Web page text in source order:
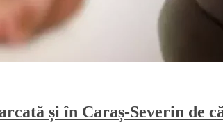
și în Caraș-Severin de